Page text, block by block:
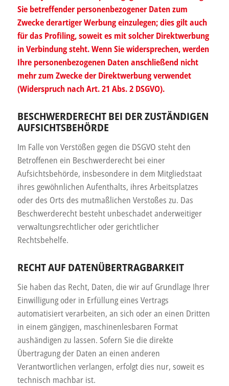
Sie betreffender personenbezogener Daten zum
Zwecke derartiger Werbung einzulegen; dies gilt auch
für das Profiling, soweit es mit solcher Direktwerbung
in Verbindung steht. Wenn Sie widersprechen, werden
Ihre personenbezogenen Daten anschließend nicht
mehr zum Zwecke der Direktwerbung verwendet
(Widerspruch nach Art. 21 Abs. 2 DSGVO).
BESCHWERDERECHT BEI DER ZUSTÄNDIGEN
AUFSICHTSBEHÖRDE
Im Falle von Verstößen gegen die DSGVO steht den
Betroffenen ein Beschwerderecht bei einer
Aufsichtsbehörde, insbesondere in dem Mitgliedstaat
ihres gewöhnlichen Aufenthalts, ihres Arbeitsplatzes
oder des Orts des mutmaßlichen Verstoßes zu. Das
Beschwerderecht besteht unbeschadet anderweitiger
verwaltungsrechtlicher oder gerichtlicher
Rechtsbehelfe.
RECHT AUF DATENÜBERTRAGBARKEIT
Sie haben das Recht, Daten, die wir auf Grundlage Ihrer
Einwilligung oder in Erfüllung eines Vertrags
automatisiert verarbeiten, an sich oder an einen Dritten
in einem gängigen, maschinenlesbaren Format
aushändigen zu lassen. Sofern Sie die direkte
Übertragung der Daten an einen anderen
Verantwortlichen verlangen, erfolgt dies nur, soweit es
technisch machbar ist.